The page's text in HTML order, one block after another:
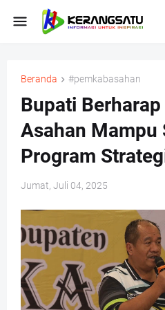
Beranda #pemkabasahan
Bupati Berharap
Asahan Mampu
Program
Jumat, Juli 04, 2025